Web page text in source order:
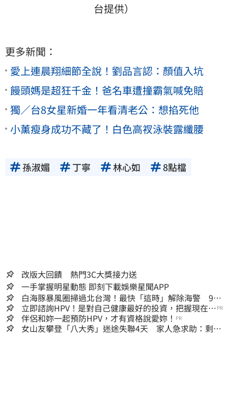
台提供）
更多新聞：
愛上連晨翔細節全說！劉品言認：顏值入坑
饅頭媽是超狂千金！爸名車遭撞霸氣喊免賠
獨／台8女星新婚一年看清老公：想掐死他
小薰瘦身成功不藏了！白色高衩泳裝露纖腰
孫淑媚 丁寧 林心如 8點檔
改版大回饋 熱門3C大獎接力送
一手掌握明星動態 即刻下載娛樂星聞APP
白海豚暴風圈掃過北台灣！最快「這時」解除海警 9日
停班停課一覽
立即諮詢HPV！是對自己健康最好的投資，把握現在不
嫌晚！
PR
伴侶和妳一起預防HPV，才有資格說愛妳！ PR
女山友攀登「八大秀」迷途失聯4天 家人急求助：剩我